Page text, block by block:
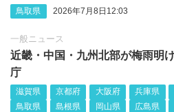
鳥取県 2026年7月8日12:03
一般ニュース
近畿・中国・九州北部が梅雨明
庁
滋賀県 京都府 大阪府 兵庫県
鳥取県
島根県 岡山県 広島県